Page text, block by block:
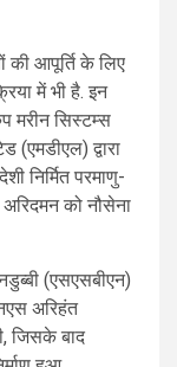
की आपूर्ति के लिए
में भी है. इन
मरीन सिस्टम्स
(एमडीएल) द्वारा
निर्मित परमाणु-
को नौसेना
(एसएसबीएन)
अरिहंत
जिसके बाद